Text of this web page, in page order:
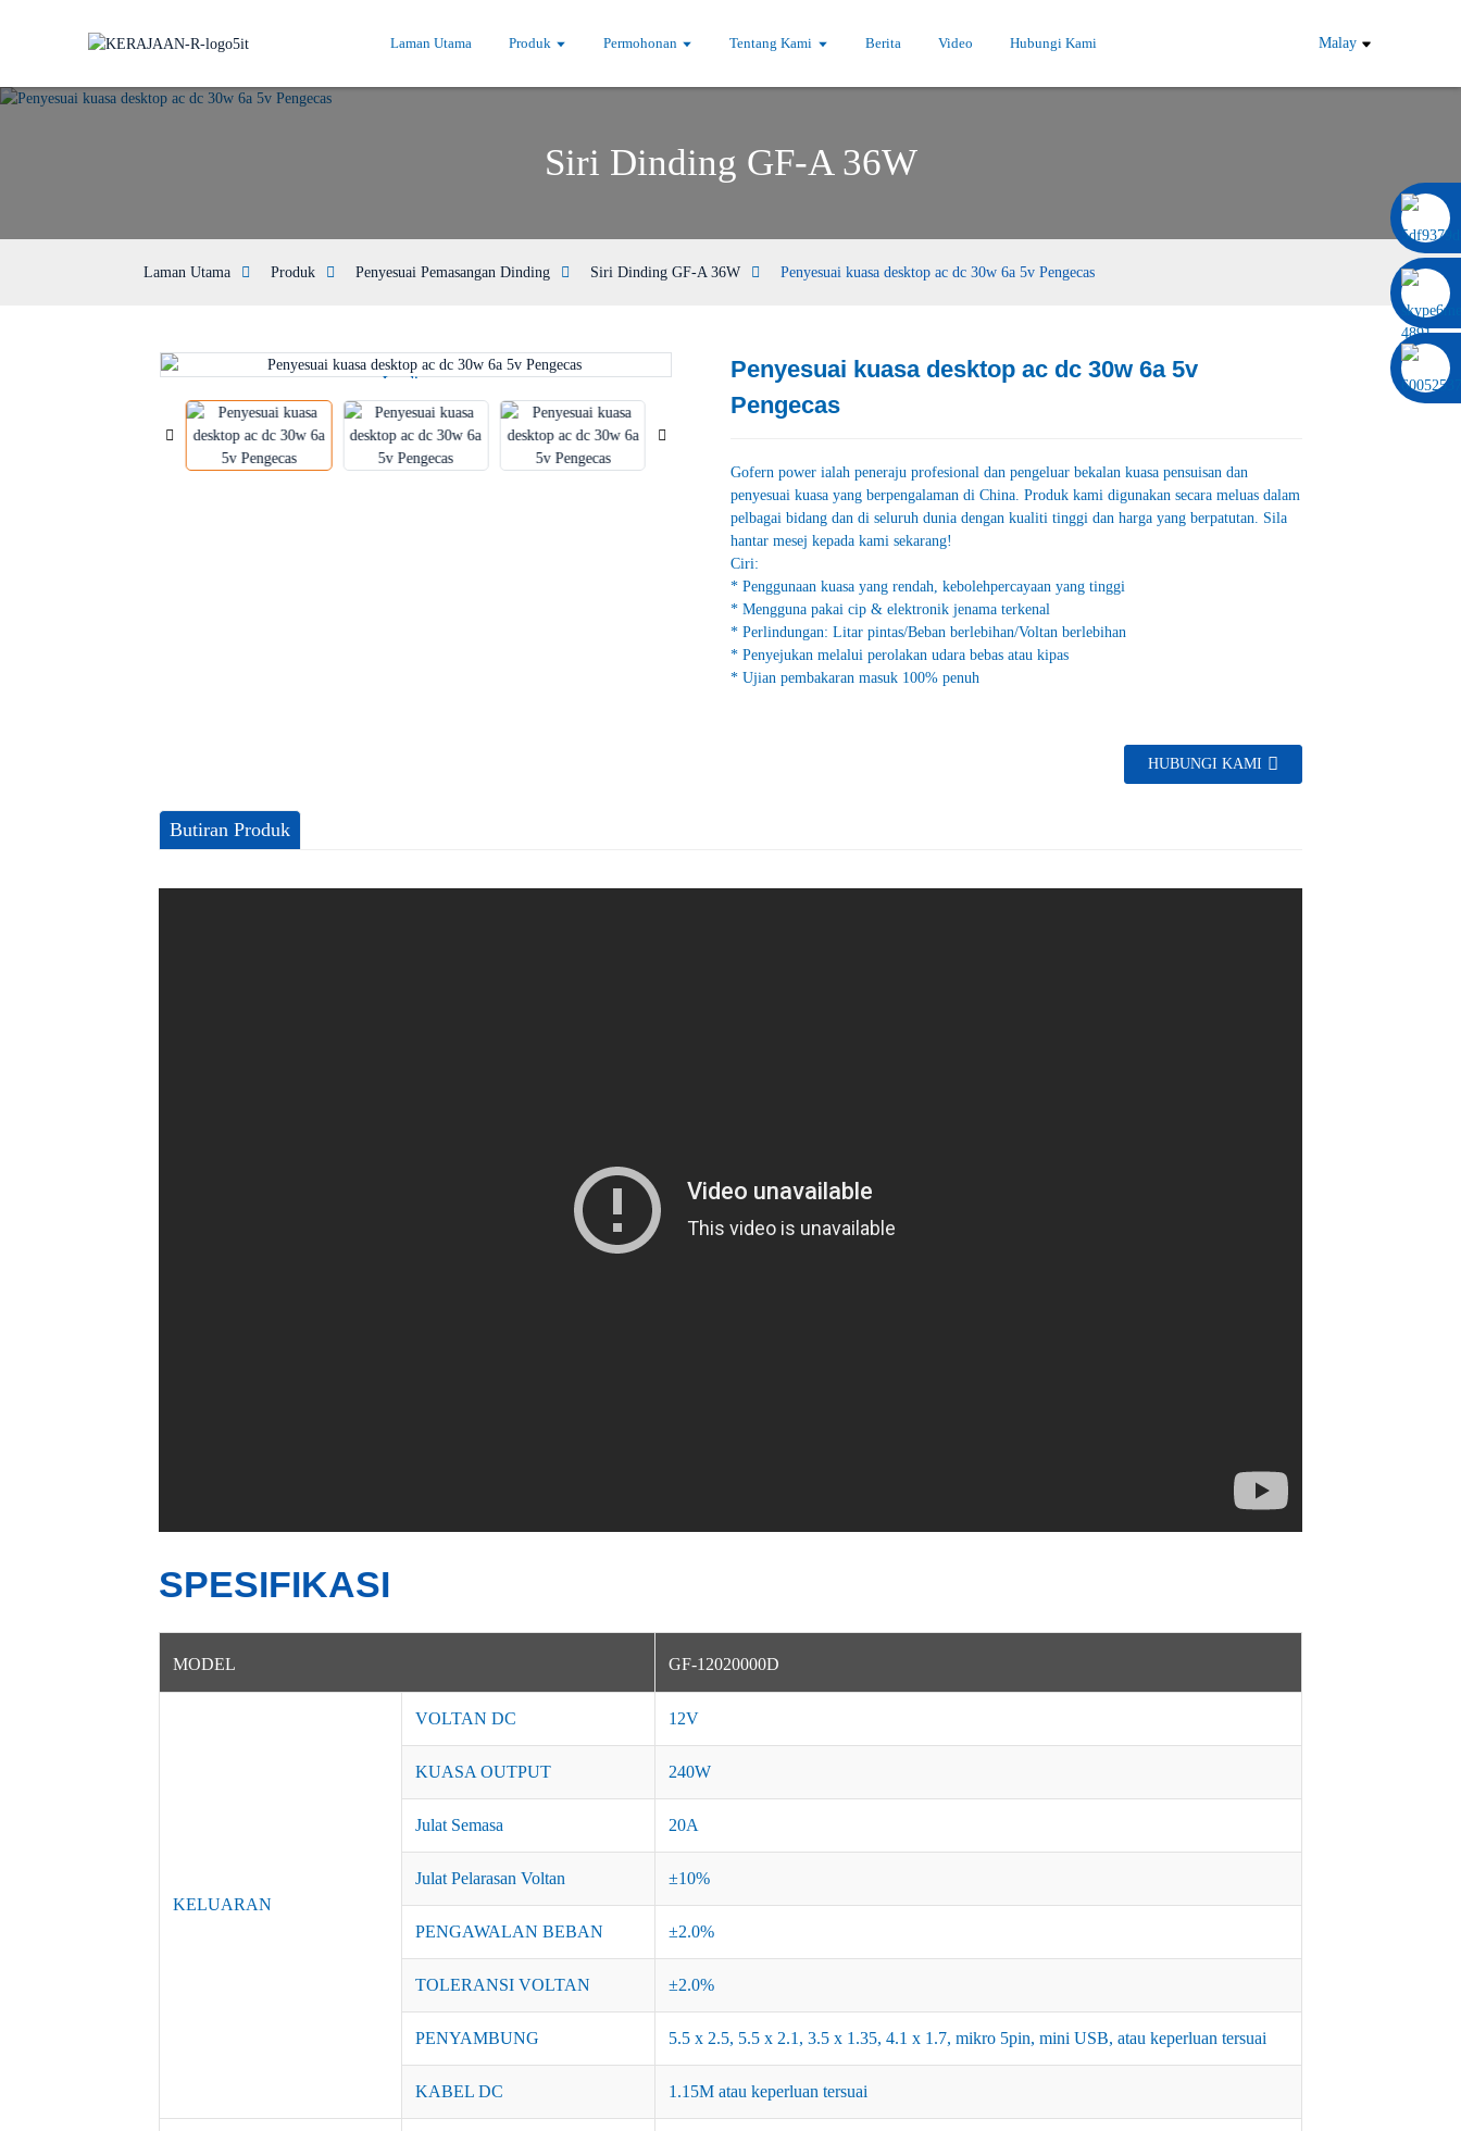
Laman Utama Produk Permohonan Tentang Kami Berita Video Hubungi Kami Malay
Siri Dinding GF-A 36W
Laman Utama Produk Penyesuai Pemasangan Dinding Siri Dinding GF-A 36W Penyesuai kuasa desktop ac dc 30w 6a 5v Pengecas
Loading...
Loading... Loading...
Loading...
Penyesuai kuasa desktop ac dc 30w 6a 5v
Pengecas
Gofern power ialah peneraju profesional dan pengeluar bekalan kuasa pensuisan dan
penyesuai kuasa yang berpengalaman di China. Produk kami digunakan secara meluas dalam
pelbagai bidang dan di seluruh dunia dengan kualiti tinggi dan harga yang berpatutan. Sila
hantar mesej kepada kami sekarang!
Ciri:
* Penggunaan kuasa yang rendah, kebolehpercayaan yang tinggi
* Mengguna pakai cip & elektronik jenama terkenal
* Perlindungan: Litar pintas/Beban berlebihan/Voltan berlebihan
* Penyejukan melalui perolakan udara bebas atau kipas
* Ujian pembakaran masuk 100% penuh
HUBUNGI KAMI
Butiran Produk
SPESIFIKASI
MODEL GF-12020000D
KELUARAN
VOLTAN DC 12V
KUASA OUTPUT 240W
Julat Semasa 20A
Julat Pelarasan Voltan ±10%
PENGAWALAN BEBAN ±2.0%
TOLERANSI VOLTAN ±2.0%
PENYAMBUNG 5.5 x 2.5, 5.5 x 2.1, 3.5 x 1.35, 4.1 x 1.7, mikro 5pin, mini USB, atau keperluan tersuai
KABEL DC 1.15M atau keperluan tersuai